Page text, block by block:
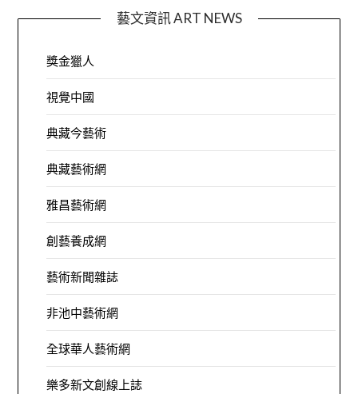
藝文資訊 ART NEWS
獎金獵人
視覺中國
典藏今藝術
典藏藝術網
雅昌藝術網
創藝養成網
藝術新聞雜誌
非池中藝術網
全球華人藝術網
樂多新文創線上誌